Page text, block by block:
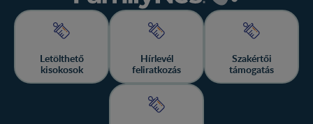
Letölthető
kisokosok
Hírlevél
feliratkozás
Szakértői
támogatás